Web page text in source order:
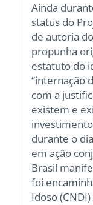
Ainda
status do
de autoria
propunha
estatuto do
“internação
com a
existem e
durante o
em ação
Brasil
foi
Idoso